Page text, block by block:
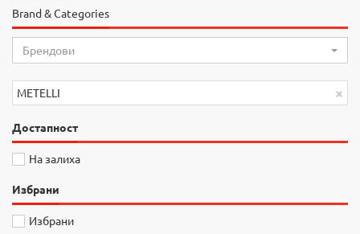
Brand & Categories
Брендови
×
METELLI
Достапност
На залиха
Избрани
Избрани